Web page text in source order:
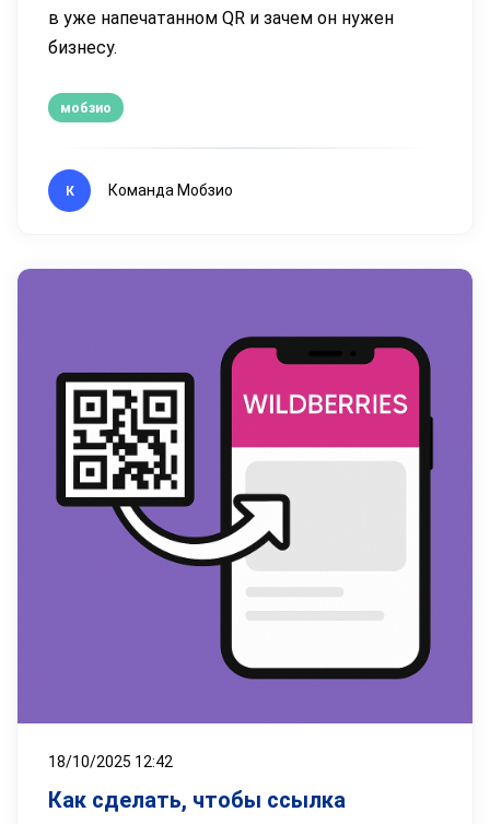
в уже напечатанном QR и зачем он нужен
бизнесу.
мобзио
К Команда Мобзио
18/10/2025 12:42
Как сделать, чтобы ссылка